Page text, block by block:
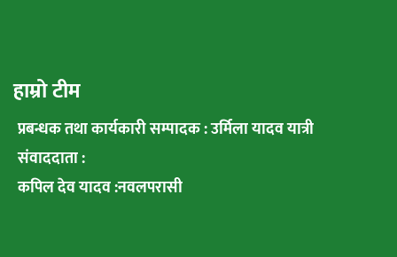
हाम्रो टीम
प्रबन्धक तथा कार्यकारी सम्पादक : उर्मिला यादव यात्री
संवाददाता :
कपिल देव यादव :नवलपरासी